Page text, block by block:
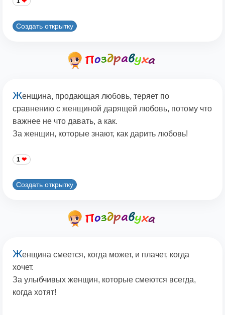
Создать открытку
Женщина, продающая любовь, теряет по
сравнению с женщиной дарящей любовь, потому что
важнее не что давать, а как.
За женщин, которые знают, как дарить любовь!
1
Создать открытку
Женщина смеется, когда может, и плачет, когда
хочет.
За улыбчивых женщин, которые смеются всегда,
когда хотят!